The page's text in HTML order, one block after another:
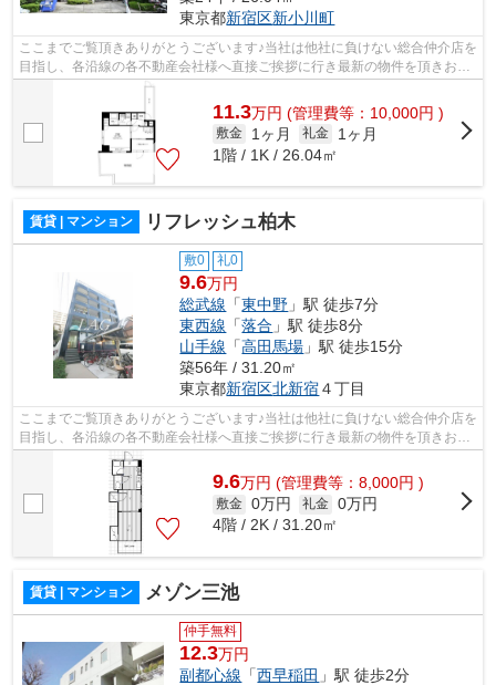
東京都新宿区新小川町
ここまでご覧頂きありがとうございます♪当社は他社に負けない総合仲介店を
目指し、各沿線の各不動産会社様へ直接ご挨拶に行き最新の物件を頂きお客
様へ提供しております！最新の情報は...
11.3万円 (管理費等：10,000円 )
敷金 1ヶ月 礼金
1ヶ月
1階 / 1K / 26.04㎡
賃貸 | マンション リフレッシュ柏木
敷0 礼0
9.6万円
総武線 「東中野 」駅 徒歩7分
東西線 「落合 」駅 徒歩8分
山手線 「高田馬場 」駅 徒歩15分
築56年 / 31.20㎡
東京都新宿区北新宿４丁目
ここまでご覧頂きありがとうございます♪当社は他社に負けない総合仲介店を
目指し、各沿線の各不動産会社様へ直接ご挨拶に行き最新の物件を頂きお客
様へ提供しております！最新の情報は...
9.6万円 (管理費等：8,000円 )
敷金 0万円 礼金 0万円
4階 / 2K / 31.20㎡
賃貸 | マンション メゾン三池
仲手無料
12.3万円
副都心線 「西早稲田 」駅 徒歩2分